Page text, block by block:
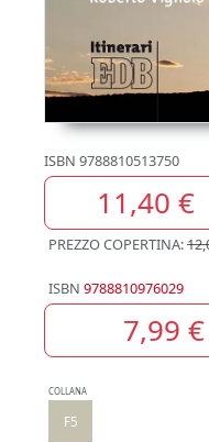
ISBN 9788810513750
11,40 €
PREZZO COPERTINA:
ISBN 9788810976029
7,99 €
COLLANA
F5